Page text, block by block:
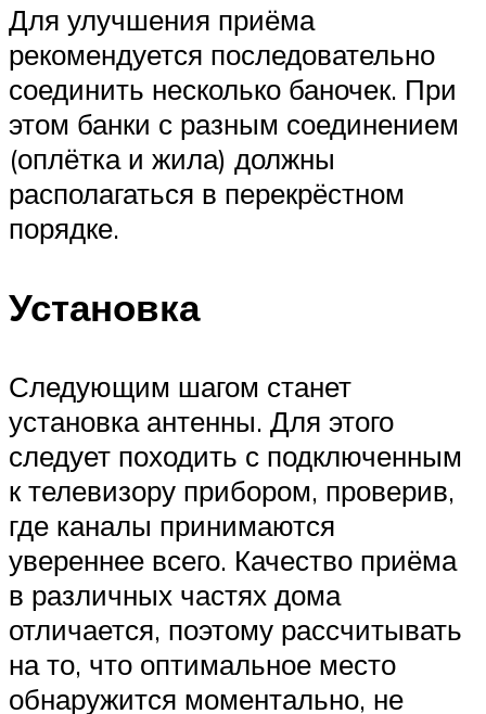
Для улучшения приёма
рекомендуется последовательно
соединить несколько баночек. При
этом банки с разным соединением
(оплётка и жила) должны
располагаться в перекрёстном
порядке.
Установка
Следующим шагом станет
установка антенны. Для этого
следует походить с подключенным
к телевизору прибором, проверив,
где каналы принимаются
увереннее всего. Качество приёма
в различных частях дома
отличается, поэтому рассчитывать
на то, что оптимальное место
обнаружится моментально, не